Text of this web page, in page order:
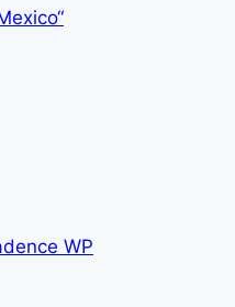
WP